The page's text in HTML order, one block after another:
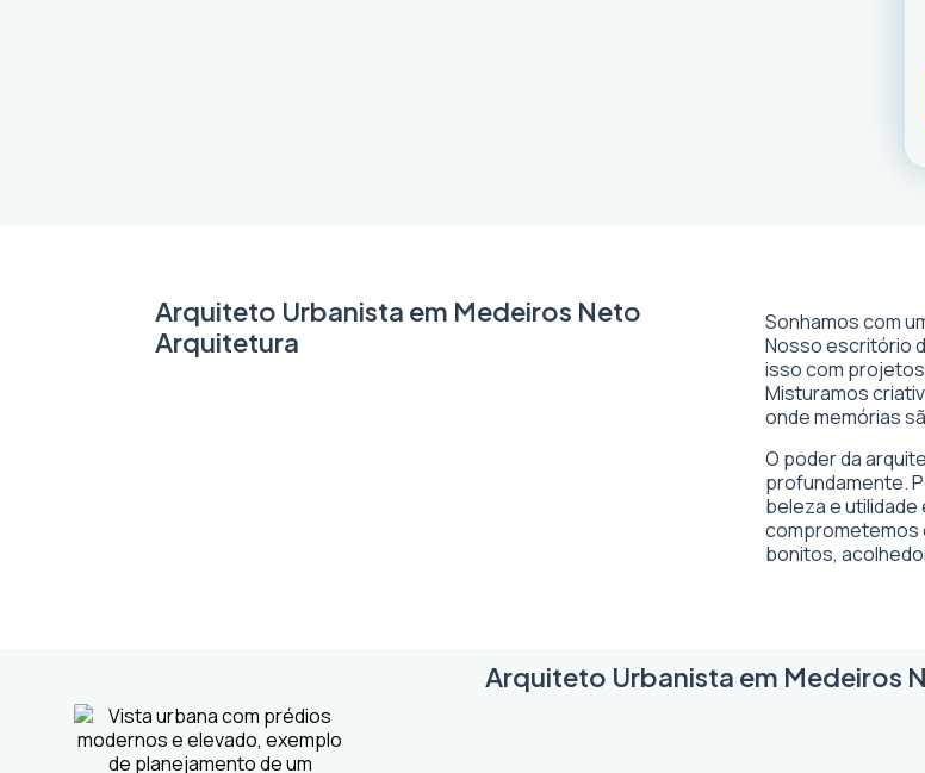
Arquiteto Urbanista em Medeiros Neto
Arquitetura
Sonhamos com
Nosso escritório
isso com projetos
Misturamos
onde memórias
O poder da
profundamente.
beleza e utilidade
comprometemos
bonitos,
Arquiteto Urbanista em Medeiros